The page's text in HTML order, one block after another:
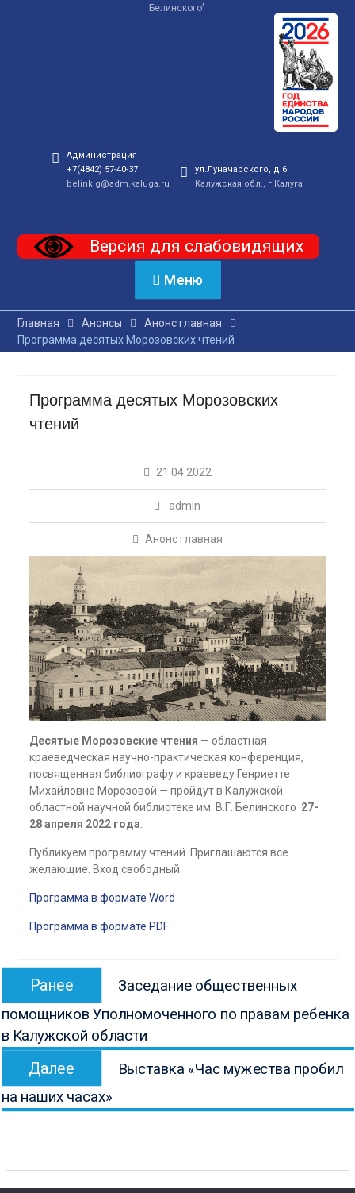
Белинского"
Администрация
+7(4842) 57-40-37
belinklg@adm.kaluga.ru
ул.Луначарского, д.6
Калужская обл., г.Калуга
Версия для слабовидящих
Меню
Главная Анонсы
Анонс главная
Программа десятых Морозовских чтений
Программа десятых Морозовских
чтений
21.04.2022
admin
Анонс главная
Десятые Морозовские чтения — областная
краеведческая научно-практическая конференция,
посвященная библиографу и краеведу Генриетте
Михайловне Морозовой — пройдут в Калужской
областной научной библиотеке им. В.Г. Белинского 27-
28 апреля 2022 года
Публикуем программу чтений. Приглашаются все
желающие. Вход свободный.
Программа в формате Word
Программа в формате PDF
Навигация
записям
Ранее
запись:
Заседание общественных
помощников Уполномоченного по правам ребенка
в Калужской области
Далее
запись:
Выставка «Час мужества пробил
на наших часах»